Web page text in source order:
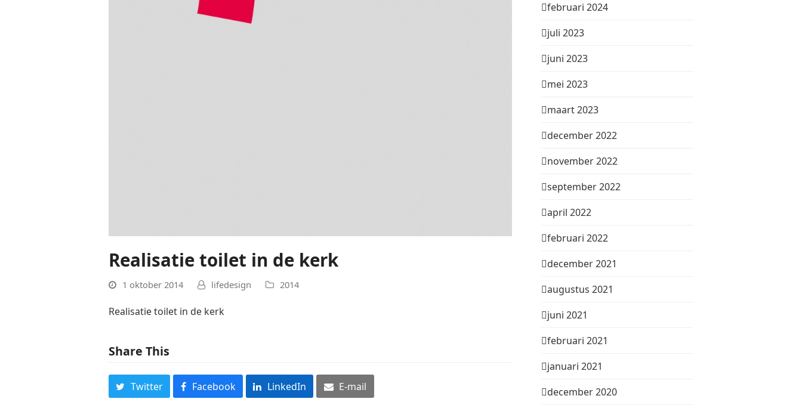
Realisatie toilet in de kerk
1 oktober 2014 lifedesign 2014
Realisatie toilet in de kerk
Share This
Twitter Facebook LinkedIn E-mail
februari 2024
juli 2023
juni 2023
mei 2023
maart 2023
december 2022
november 2022
september 2022
april 2022
februari 2022
december 2021
augustus 2021
juni 2021
februari 2021
januari 2021
december 2020